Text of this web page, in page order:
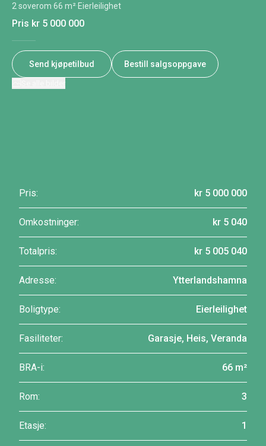
2 soverom·66 m²·Eierleilighet
Pris kr 5 000 000
Send kjøpetilbud Bestill salgsoppgave
Pris: kr 5 000 000
Omkostninger: kr 5 040
Totalpris: kr 5 005 040
Adresse: Ytterlandshamna
Boligtype: Eierleilighet
Fasiliteter: Garasje, Heis, Veranda
BRA-i: 66 m²
Rom: 3
Etasje: 1